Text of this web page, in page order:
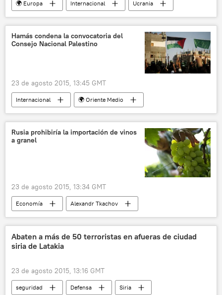
🌍 Europa Internacional
Ucrania
Donbás
Eduard Basurin
Andréi Lisenko
alto el fuego
Situación en Donbás (verano de 2015)
Hamás condena la convocatoria del
Consejo Nacional Palestino
23 de agosto 2015, 13:45 GMT
Internacional
🌍 Oriente Medio
Conflicto en Oriente Próximo
Palestina
Israel
Franja de Gaza
Sami Abu Zuhri
Rusia prohibiría la importación de vinos
a granel
23 de agosto 2015, 13:34 GMT
Economía
Alexandr Tkachov
Vadim Drobiz
Leonid Popóvich
Unión de Viticultores
vino
Rusia
noticias
Abaten a más de 50 terroristas en afueras de ciudad
siria de Latakia
23 de agosto 2015, 13:16 GMT
seguridad Defensa
Siria